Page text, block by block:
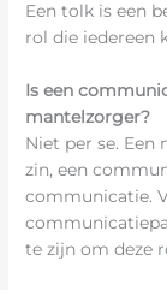
Een tolk is een
rol die iedereen
Is een
mantelzorger?
Niet per se.
zin, een
communicatie.
te zijn om deze